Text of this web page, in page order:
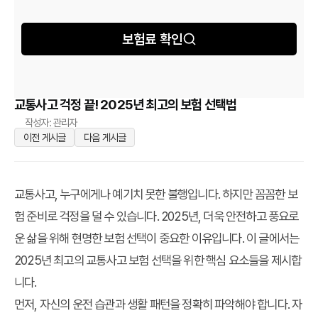
보험료 확인
교통사고 걱정 끝! 2025년 최고의 보험 선택법
작성자: 관리자
이전 게시글
다음 게시글
교통사고, 누구에게나 예기치 못한 불행입니다. 하지만 꼼꼼한 보
험 준비로 걱정을 덜 수 있습니다. 2025년, 더욱 안전하고 풍요로
운 삶을 위해 현명한 보험 선택이 중요한 이유입니다. 이 글에서는
2025년 최고의 교통사고 보험 선택을 위한 핵심 요소들을 제시합
니다.
먼저, 자신의 운전 습관과 생활 패턴을 정확히 파악해야 합니다. 자